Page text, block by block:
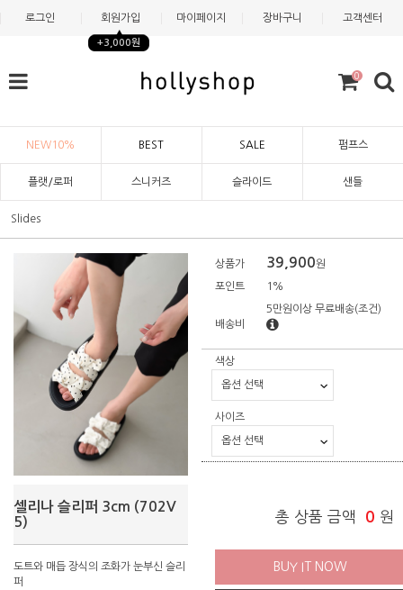
로그인 회원가입
+3,000원
마이페이지 장바구니 고객센터
0
NEW10% BEST SALE 펌프스
플랫/로퍼 스니커즈 슬라이드 샌들
Slides
셀리나 슬리퍼 3cm (702V
5)
도트와 매듭 장식의 조화가 눈부신 슬리
퍼
상품가 39,900원
포인트 1%
배송비
5만원이상 무료배송(조건)
색상
사이즈
총 상품 금액 0 원
BUY IT NOW